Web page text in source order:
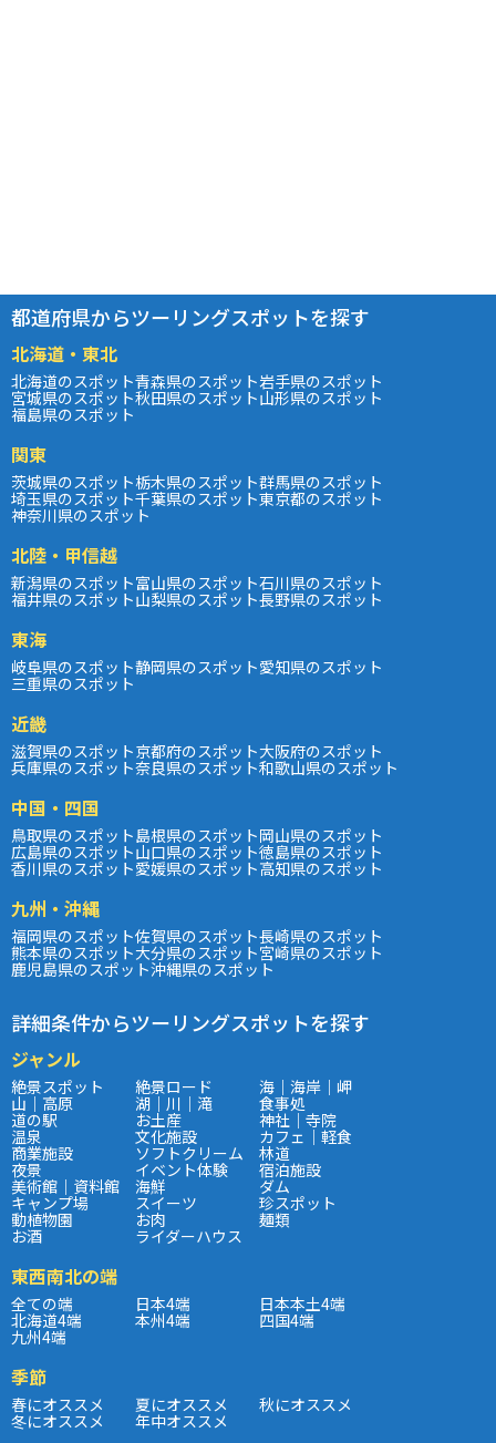
都道府県からツーリングスポットを探す
北海道・東北
北海道のスポット青森県のスポット岩手県のスポット
宮城県のスポット秋田県のスポット山形県のスポット
福島県のスポット
関東
茨城県のスポット栃木県のスポット群馬県のスポット
埼玉県のスポット千葉県のスポット東京都のスポット
神奈川県のスポット
北陸・甲信越
新潟県のスポット富山県のスポット石川県のスポット
福井県のスポット山梨県のスポット長野県のスポット
東海
岐阜県のスポット静岡県のスポット愛知県のスポット
三重県のスポット
近畿
滋賀県のスポット京都府のスポット大阪府のスポット
兵庫県のスポット奈良県のスポット和歌山県のスポット
中国・四国
鳥取県のスポット島根県のスポット岡山県のスポット
広島県のスポット山口県のスポット徳島県のスポット
香川県のスポット愛媛県のスポット高知県のスポット
九州・沖縄
福岡県のスポット佐賀県のスポット長崎県のスポット
熊本県のスポット大分県のスポット宮崎県のスポット
鹿児島県のスポット沖縄県のスポット
詳細条件からツーリングスポットを探す
ジャンル
絶景スポット 絶景ロード 海｜海岸｜岬
山｜高原 湖｜川｜滝 食事処
道の駅 お土産 神社｜寺院
温泉 文化施設 カフェ｜軽食
商業施設 ソフトクリーム 林道
夜景 イベント体験 宿泊施設
美術館｜資料館 海鮮 ダム
キャンプ場 スイーツ 珍スポット
動植物園 お肉 麺類
お酒 ライダーハウス
東西南北の端
全ての端 日本4端 日本本土4端
北海道4端 本州4端 四国4端
九州4端
季節
春にオススメ 夏にオススメ 秋にオススメ
冬にオススメ 年中オススメ